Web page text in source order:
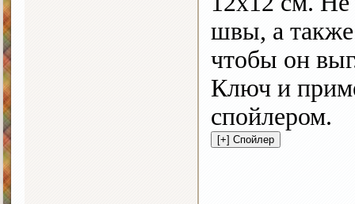
швы, а
чтобы он
Ключ и
спойлером.